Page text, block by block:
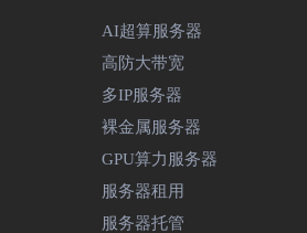
AI超算服务器
高防大带宽
多IP服务器
裸金属服务器
GPU算力服务器
服务器租用
服务器托管